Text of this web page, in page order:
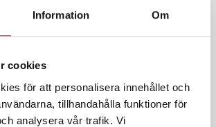
Information Om
cookies
för att personalisera innehållet och
tillhandahålla funktioner för
analysera vår trafik. Vi